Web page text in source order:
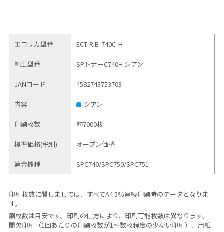
エコリカ型番 ECT-RIB-740C-H
純正型番 SPトナーC740H シアン
JANコード 4582743753703
内容 シアン
印刷枚数 約7000枚
標準価格(税別) オープン価格
適合機種 SPC740/SPC750/SPC751
印刷枚数に関しましては、すべてA4 5%連続印刷時のデータとなりま
す。
刷枚数は目安です。印刷の仕方により、印刷可能枚数は異なります。
間欠印刷（1回あたりの印刷枚数が1～数枚程度の少ない印刷）、用紙